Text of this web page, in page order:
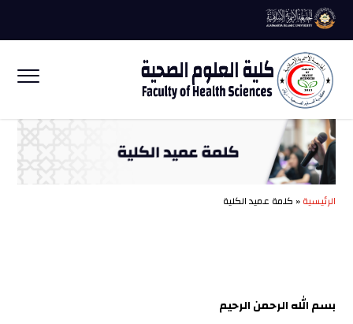
الرئيسية« كلمة عميد الكلية
بسم الله الرحمن الرحيم